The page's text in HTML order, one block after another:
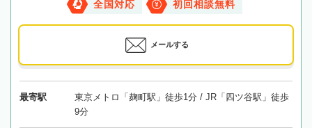
全国対応 初回相談無料
メールする
最寄駅
東京メトロ「麹町駅」徒歩1分 / JR「四ツ谷駅」徒歩
9分